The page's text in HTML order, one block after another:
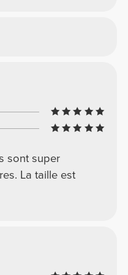
sont super
La taille est